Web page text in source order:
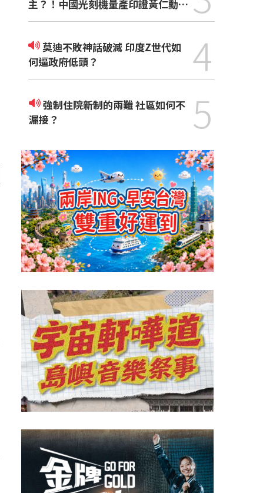
美國國務院11日裁員逾1300人，作為全面改組的一環
主？！中國光刻機量產印證黃仁勳觀
點
莫迪不敗神話破滅 印度Z世代如
何逼政府低頭？
4
強制住院新制的兩難 社區如何不
漏接？
5